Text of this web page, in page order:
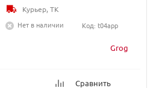
Grog
Сравнить
Курьер, ТК
Нет в наличии
Код: t04app